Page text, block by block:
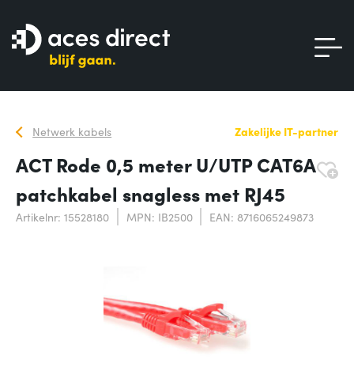
Netwerk kabels Zakelijke IT-partner
ACT Rode 0,5 meter U/UTP CAT6A
patchkabel snagless met RJ45
Artikelnr: 15528180 MPN: IB2500 EAN: 8716065249873